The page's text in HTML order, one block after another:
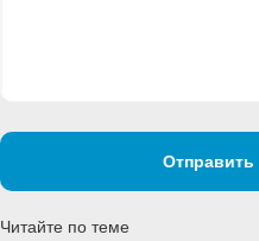
Отправить
Читайте по теме